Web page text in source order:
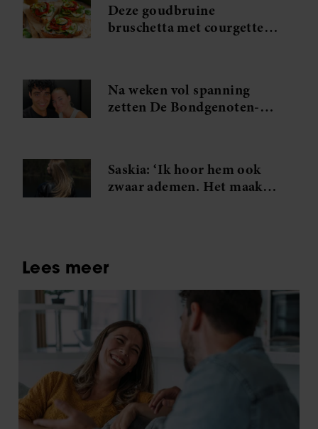
Deze goudbruine
bruschetta met courgette
Na weken vol spanning
zetten De Bondgenoten-
Saskia: ‘Ik hoor hem ook
zwaar ademen. Het maakt